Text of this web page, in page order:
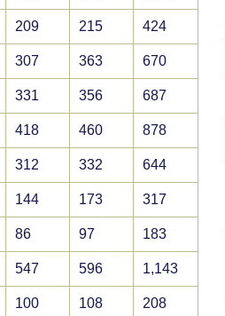
209 215 424
307 363 670
331 356 687
418 460 878
312 332 644
144 173 317
86 97 183
547 596 1,143
100 108 208